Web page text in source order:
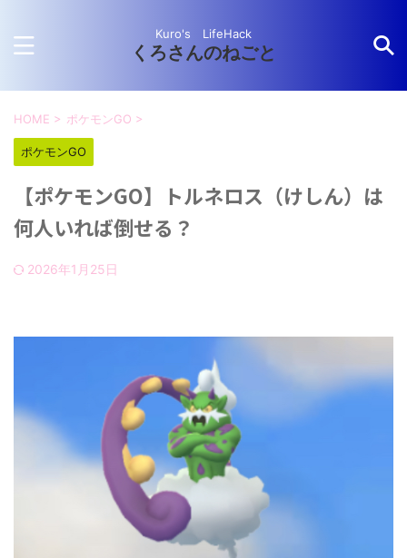
Kuro's LifeHack
くろさんのねごと
HOME > ポケモンGO >
ポケモンGO
【ポケモンGO】トルネロス（けしん）は
何人いれば倒せる？
2026年1月25日